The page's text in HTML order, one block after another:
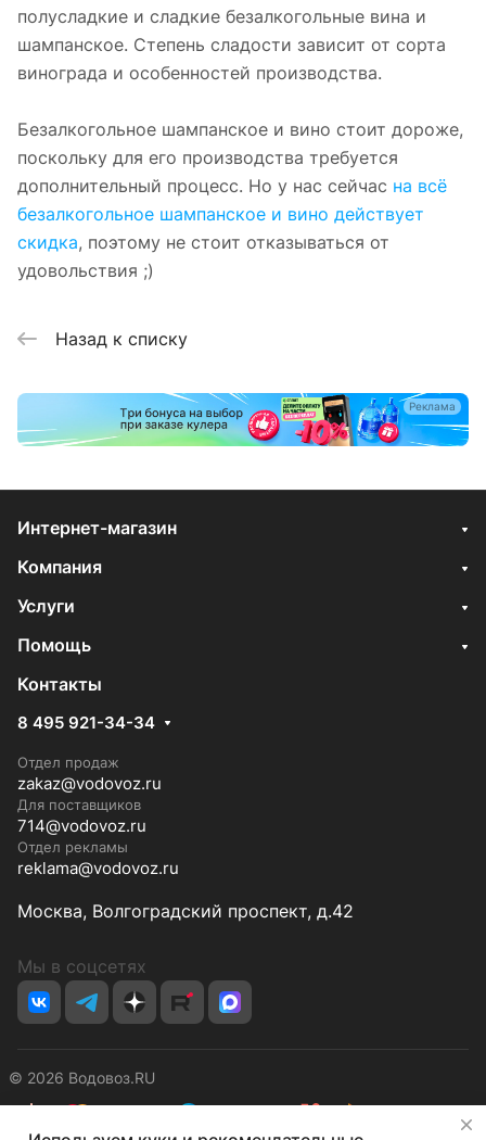
полусладкие и сладкие безалкогольные вина и
шампанское. Степень сладости зависит от сорта
винограда и особенностей производства.
Безалкогольное шампанское и вино стоит дороже,
поскольку для его производства требуется
дополнительный процесс. Но у нас сейчас на всё
безалкогольное шампанское и вино действует
скидка, поэтому не стоит отказываться от
удовольствия ;)
Назад к списку
Реклама
Интернет-магазин
Компания
Услуги
Помощь
Контакты
8 495 921-34-34
Отдел продаж
zakaz@vodovoz.ru
Для поставщиков
714@vodovoz.ru
Отдел рекламы
reklama@vodovoz.ru
Москва, Волгоградский проспект, д.42
Мы в соцсетях
© 2026 Водовоз.RU